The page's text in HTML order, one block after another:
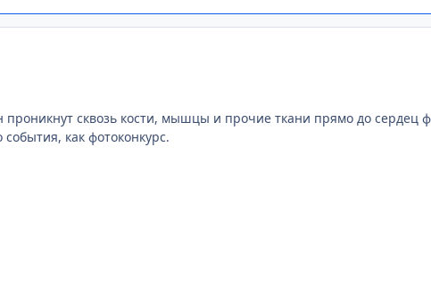
сквозь кости, мышцы и прочие ткани прямо до сердец
как фотоконкурс.